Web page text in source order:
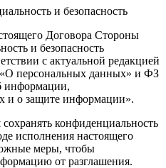
и безопасность
Договора Стороны
и безопасность
с актуальной редакцией
персональных данных» и ФЗ
информации,
и о защите информации».
конфиденциальность
исполнения настоящего
меры, чтобы
от разглашения.